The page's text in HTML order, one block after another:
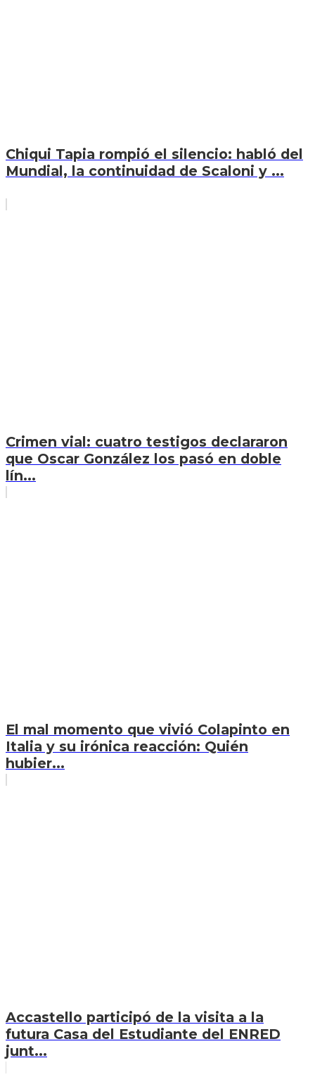
Chiqui Tapia rompió el silencio: habló del
Mundial, la continuidad de Scaloni y ...
Crimen vial: cuatro testigos declararon
que Oscar González los pasó en doble
lín...
El mal momento que vivió Colapinto en
Italia y su irónica reacción: Quién
hubier...
Accastello participó de la visita a la
futura Casa del Estudiante del ENRED
junt...